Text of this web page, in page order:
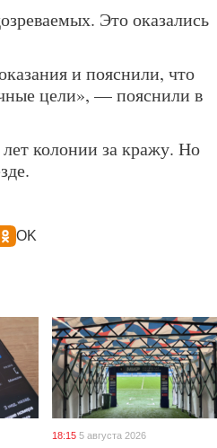
Это оказались
и пояснили, что
цели», — пояснили в
колонии за кражу. Но
OK
18:15 5 августа 2026